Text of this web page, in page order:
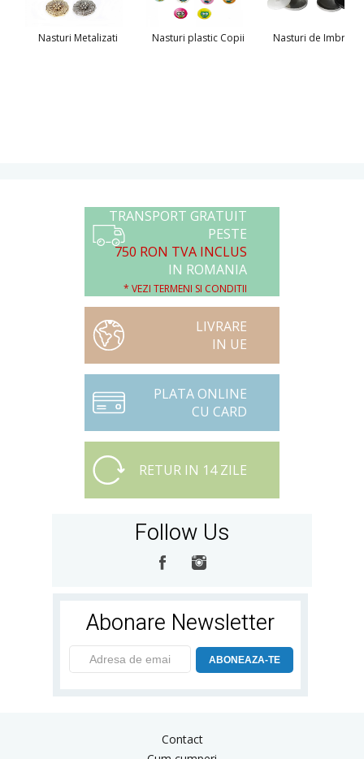
Nasturi Metalizati Nasturi plastic Copii Nasturi de Imbracat
TRANSPORT GRATUIT
PESTE
750 RON TVA INCLUS
IN ROMANIA
* VEZI TERMENI SI CONDITII
LIVRARE
IN UE
PLATA ONLINE
CU CARD
RETUR IN 14 ZILE
Follow Us
Abonare Newsletter
ABONEAZA-TE
Contact